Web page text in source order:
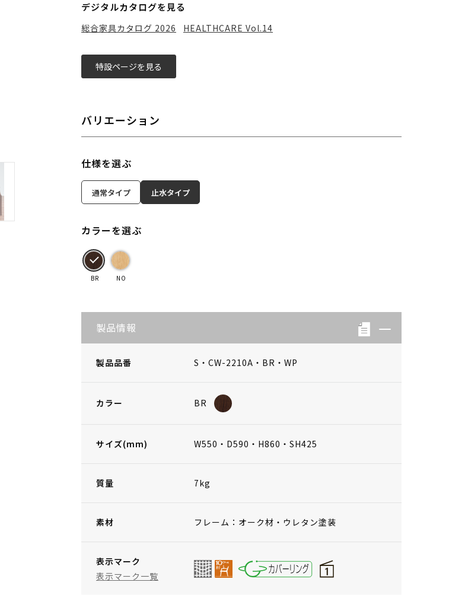
デジタルカタログを見る
総合家具カタログ 2026 HEALTHCARE Vol.14
特設ページを見る
バリエーション
仕様を選ぶ
通常タイプ 止水タイプ
カラーを選ぶ
BR NO
製品情報
製品品番 S・CW-2210A・BR・WP
カラー BR
サイズ(mm) W550・D590・H860・SH425
質量 7kg
素材 フレーム：オーク材・ウレタン塗装
表示マーク
表示マーク一覧